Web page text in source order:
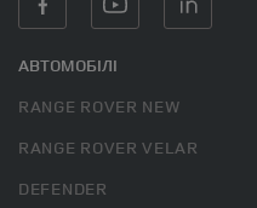
АВТОМОБІЛІ
RANGE ROVER NEW
RANGE ROVER VELAR
DEFENDER